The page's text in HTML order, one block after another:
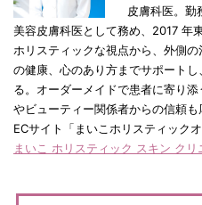
皮膚科医。勤
美容皮膚科医として務め、2017 年
ホリスティックな視点から、外側
の健康、心のあり方までサポート
る。オーダーメイドで患者に寄り
やビューティー関係者からの信頼
ECサイト「まいこホリスティック
まいこ ホリスティック スキン クリ